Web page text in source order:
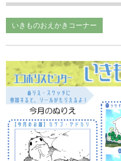
いきものおえかきコーナー